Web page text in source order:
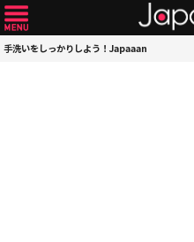
手洗いをしっかりしよう！Japaaan